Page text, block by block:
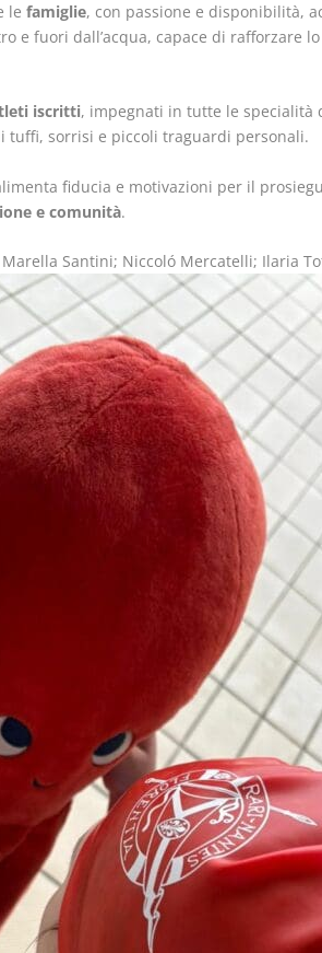
le famiglie, con passione e disponibilità,
e fuori dall’acqua, capace di rafforzare
iscritti, impegnati in tutte le specialità
tuffi, sorrisi e piccoli traguardi personali.
fiducia e motivazioni per il
e comunità.
Santini; Niccoló Mercatelli; Ilaria